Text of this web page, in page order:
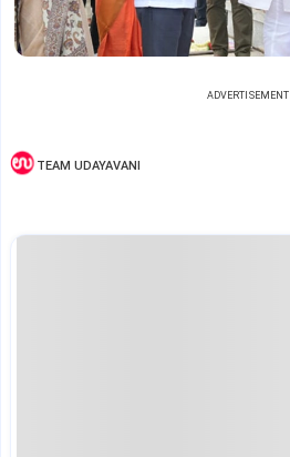
ADVERTISEMENT
TEAM UDAYAVANI